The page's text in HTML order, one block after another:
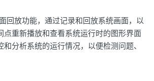
回放功能，通过记录和回放系统画面，以
点重新播放和查看系统运行时的图形界面
分析系统的运行情况，以便检测问题、